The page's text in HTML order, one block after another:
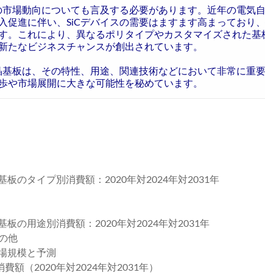
場動向についても言及する必要があります。近年の電気
促進に伴い、SiCデバイスの需要はますます高まっており
。これにより、異なるポリタイプやカスタマイズされた基
たなビジネスチャンスが創出されています。
板は、その特性、用途、関連技術などにおいて非常に重
や市場展開に大きな可能性を秘めています。
板のタイプ別消費額：2020年対2024年対2031年
板の用途別消費額：2020年対2024年対2031年
他
規模と予測
額（2020年対2024年対2031年）